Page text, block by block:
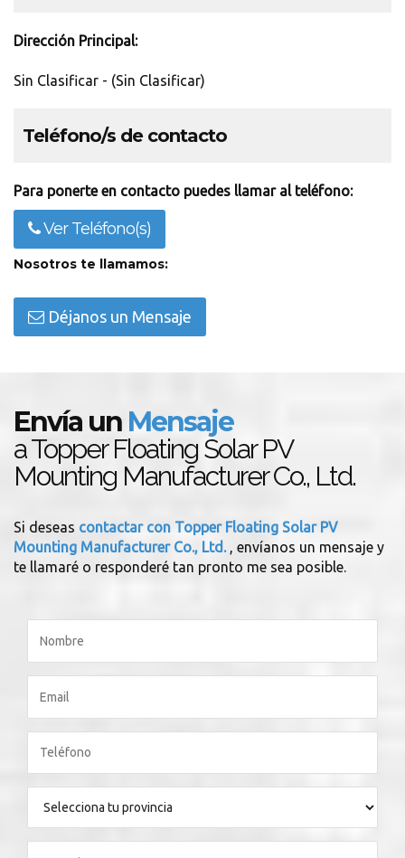
Dirección Principal:
Sin Clasificar - (Sin Clasificar)
Teléfono/s de contacto
Para ponerte en contacto puedes llamar al teléfono:
Ver Teléfono(s)
Nosotros te llamamos:
Déjanos un Mensaje
Envía un Mensaje
a Topper Floating Solar PV
Mounting Manufacturer Co., Ltd.
Si deseas contactar con Topper Floating Solar PV
Mounting Manufacturer Co., Ltd. , envíanos un mensaje y
te llamaré o responderé tan pronto me sea posible.